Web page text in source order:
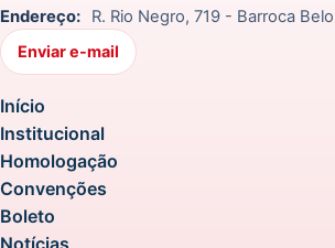
Endereço:
R. Rio Negro, 719 - Barroca
Enviar e-mail
Início
Institucional
Homologação
Convenções
Boleto
Notícias